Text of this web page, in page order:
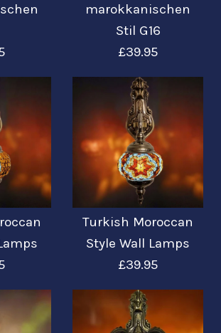
Bilder / /3
im
türkisch-
marokkanischen
Stil G16
£39.95
Bilder / /3
im
türkisch-
Turkish Moroccan
Style Wall Lamps
£39.95